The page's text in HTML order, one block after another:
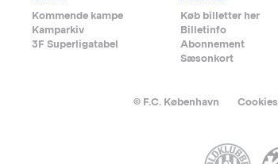
Kommende kampe
Kamparkiv
3F Superligatabel
Køb billetter her
Billetinfo
Abonnement
Sæsonkort
© F.C. København Cookies